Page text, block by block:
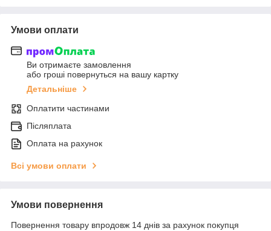
Умови оплати
Ви отримаєте замовлення
або гроші повернуться на вашу картку
Детальніше
Оплатити частинами
Післяплата
Оплата на рахунок
Всі умови оплати
Умови повернення
Повернення товару впродовж 14 днів за рахунок покупця